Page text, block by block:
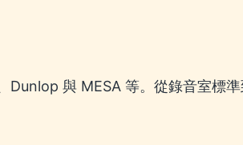
與 MESA 等。從錄音室標